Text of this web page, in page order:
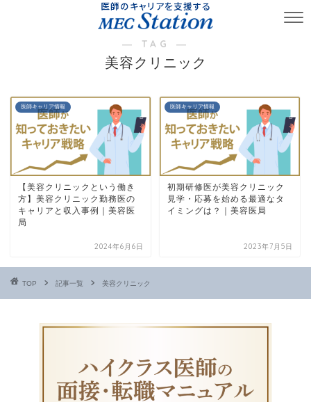
医師のキャリアを支援する
― TAG ―
美容クリニック
医師キャリア情報
【美容クリニックという働き
方】美容クリニック勤務医の
キャリアと収入事例｜美容医
局
2024年6月6日
医師キャリア情報
初期研修医が美容クリニック
見学・応募を始める最適なタ
イミングは？｜美容医局
2023年7月5日
TOP 記事一覧 美容クリニック